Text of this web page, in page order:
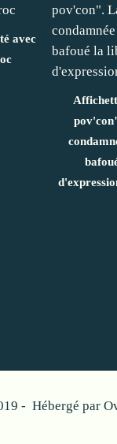
avec
- Hébergé par